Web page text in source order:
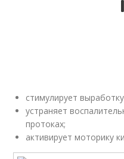
стимулирует
устраняет
протоках;
активирует моторику